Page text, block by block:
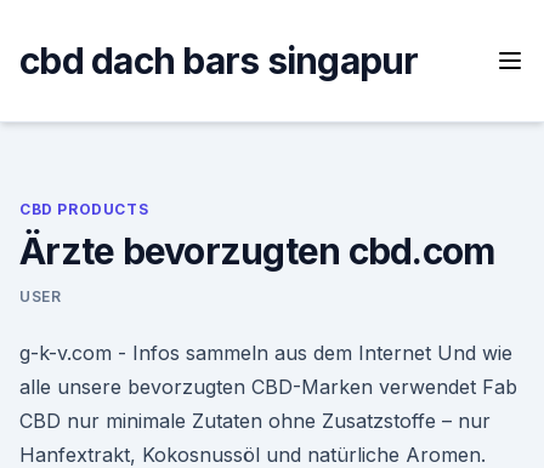
content
cbd dach bars singapur
CBD PRODUCTS
Ärzte bevorzugten cbd.com
USER
g-k-v.com - Infos sammeln aus dem Internet Und wie
alle unsere bevorzugten CBD-Marken verwendet Fab
CBD nur minimale Zutaten ohne Zusatzstoffe – nur
Hanfextrakt, Kokosnussöl und natürliche Aromen.